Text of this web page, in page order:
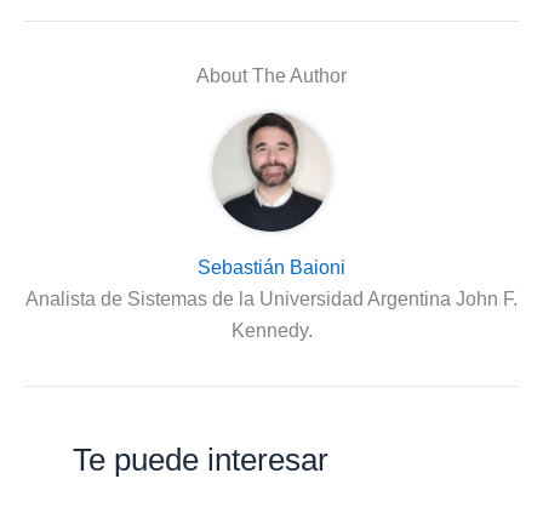
About The Author
Sebastián Baioni
Analista de Sistemas de la Universidad Argentina John F.
Kennedy.
Te puede interesar